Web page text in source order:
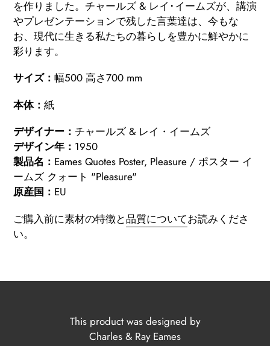
を作りました。チャールズ & レイ･イームズが、講演
やプレゼンテーションで残した言葉達は、今もな
お、現代に生きる私たちの暮らしを豊かに鮮やかに
彩ります。
サイズ： 幅500 高さ700 mm
本体： 紙
デザイナー： チャールズ & レイ・イームズ
デザイン年： 1950
製品名： Eames Quotes Poster, Pleasure / ポスター イ
ームズ クォート "Pleasure"
原産国： EU
ご購入前に素材の特徴と品質についてお読みくださ
い。
This product was designed by
Charles & Ray Eames